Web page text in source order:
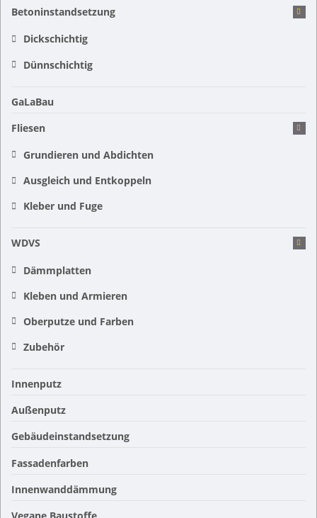
Betoninstandsetzung
Dickschichtig
Dünnschichtig
GaLaBau
Fliesen
Grundieren und Abdichten
Ausgleich und Entkoppeln
Kleber und Fuge
WDVS
Dämmplatten
Kleben und Armieren
Oberputze und Farben
Zubehör
Innenputz
Außenputz
Gebäudeinstandsetzung
Fassadenfarben
Innenwanddämmung